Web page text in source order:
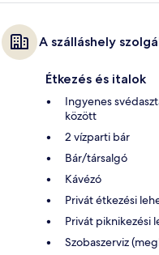
A szálláshely
Étkezés és italok
Ingyenes
között
2 vízparti bár
Bár/társalgó
Kávézó
Privát étkezési
Privát piknikezési
Szobaszerviz